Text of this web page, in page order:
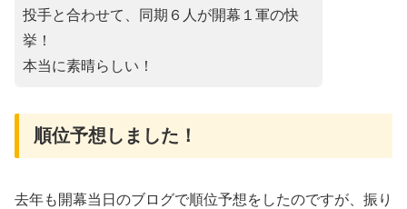
投手と合わせて、同期６人が開幕１軍の快
挙！
本当に素晴らしい！
順位予想しました！
去年も開幕当日のブログで順位予想をしたのですが、振り